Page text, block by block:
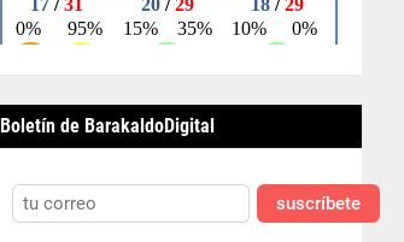
Boletín de BarakaldoDigital
suscríbete